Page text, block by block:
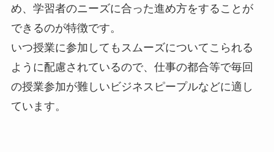
め、学習者のニーズに合った進め方をすることが
できるのが特徴です。
いつ授業に参加してもスムーズについてこられる
ように配慮されているので、仕事の都合等で毎回
の授業参加が難しいビジネスピープルなどに適し
ています。